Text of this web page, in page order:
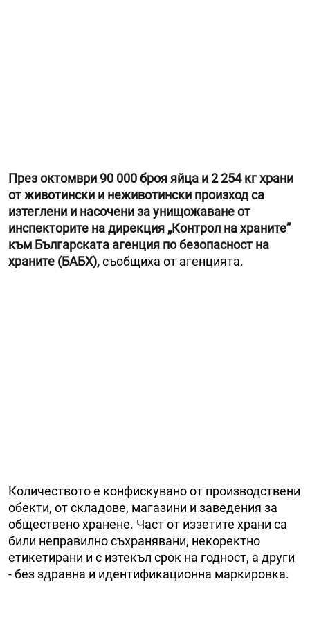
През октомври 90 000 броя яйца и 2 254 кг храни
от животински и неживотински произход са
изтеглени и насочени за унищожаване от
инспекторите на дирекция „Контрол на храните”
към Българската агенция по безопасност на
храните (БАБХ),съобщиха от агенцията.
Количеството е конфискувано от производствени
обекти, от складове, магазини и заведения за
обществено хранене. Част от иззетите храни са
били неправилно съхранявани, некоректно
етикетирани и с изтекъл срок на годност, а други
- без здравна и идентификационна маркировка.